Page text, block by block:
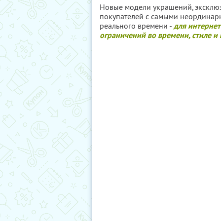
Новые модели украшений,
покупателей с самыми
реального времени - для
ограничений во времени, стиле и